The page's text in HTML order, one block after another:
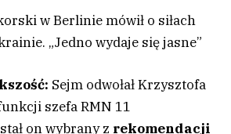
w Berlinie mówił o siłach
„Jedno wydaje się jasne”
Sejm odwołał Krzysztofa
szefa RMN 11
on wybrany z rekomendacji